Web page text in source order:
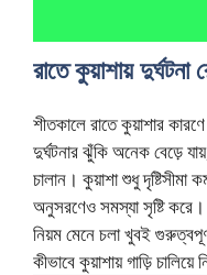
রাতে কুয়াশায় দুর্ঘটনা
শীতকালে রাতে কুয়াশার
দুর্ঘটনার ঝুঁকি অনেক বেড়ে
চালান। কুয়াশা শুধু দৃষ্টিসীমা
অনুসরণেও সমস্যা সৃষ্টি
নিয়ম মেনে চলা খুবই
কীভাবে কুয়াশায় গাড়ি চালিয়ে